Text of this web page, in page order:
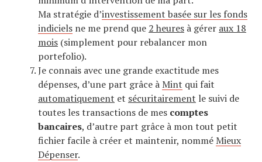
Ma stratégie d’investissement basée sur les fonds
indiciels ne me prend que 2 heures à gérer aux 18
mois (simplement pour rebalancer mon
portefolio).
Je connais avec une grande exactitude mes
dépenses, d’une part grâce àMint qui fait
automatiquement et sécuritairement le suivi de
toutes les transactions de mes comptes
bancaires, d’autre part grâce à mon tout petit
fichier facile à créer et maintenir, nomméMieux
Dépenser.